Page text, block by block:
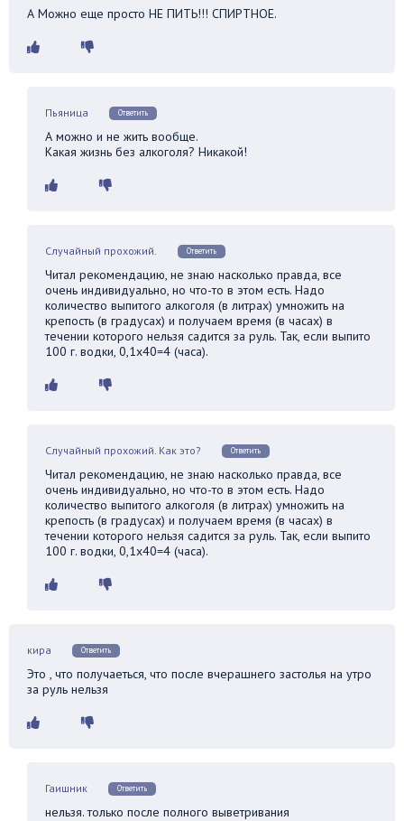
А Можно еще просто НЕ ПИТЬ!!! СПИРТНОЕ.
Пьяница Ответить
А можно и не жить вообще.
Какая жизнь без алкоголя? Никакой!
Случайный прохожий. Ответить
Читал рекомендацию, не знаю насколько правда, все
очень индивидуально, но что-то в этом есть. Надо
количество выпитого алкоголя (в литрах) умножить на
крепость (в градусах) и получаем время (в часах) в
течении которого нельзя садится за руль. Так, если выпито
100 г. водки, 0,1х40=4 (часа).
Случайный прохожий. Как это? Ответить
Читал рекомендацию, не знаю насколько правда, все
очень индивидуально, но что-то в этом есть. Надо
количество выпитого алкоголя (в литрах) умножить на
крепость (в градусах) и получаем время (в часах) в
течении которого нельзя садится за руль. Так, если выпито
100 г. водки, 0,1х40=4 (часа).
кира Ответить
Это , что получаеться, что после вчерашнего застолья на утро
за руль нельзя
Гаишник Ответить
нельзя. только после полного выветривания